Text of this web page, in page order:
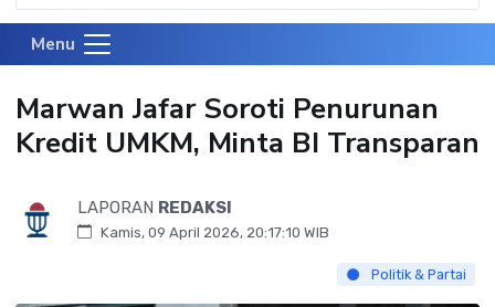
Menu
Marwan Jafar Soroti Penurunan
Kredit UMKM, Minta BI Transparan
LAPORAN REDAKSI
Kamis, 09 April 2026, 20:17:10 WIB
Politik & Partai